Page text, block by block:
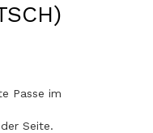
Passe im
Seite.